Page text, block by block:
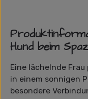
Hund beim
Eine lächelnde
in einem sonnigen
besondere